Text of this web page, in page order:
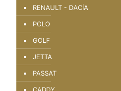
RENAULT - DACİA
POLO
GOLF
JETTA
PASSAT
CADDY